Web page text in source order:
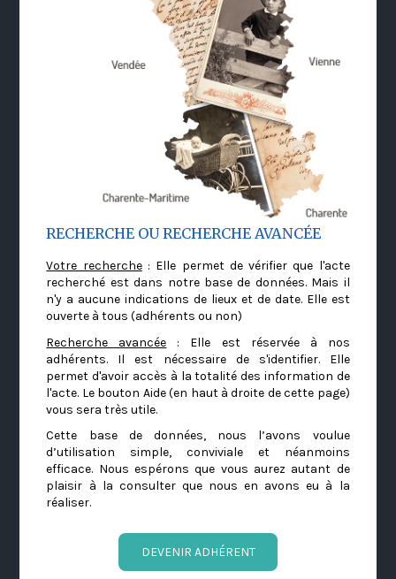
RECHERCHE OU RECHERCHE AVANCÉE
Votre recherche: Elle permet de vérifier que l'acte
recherché est dans notre base de données. Mais il
n'y a aucune indications de lieux et de date. Elle est
ouverte à tous (adhérents ou non)
Recherche avancée : Elle est réservée à nos
adhérents. Il est nécessaire de s'identifier. Elle
permet d'avoir accès à la totalité des information de
l'acte. Le bouton Aide (en haut à droite de cette page)
vous sera très utile.
Cette base de données, nous l’avons voulue
d’utilisation simple, conviviale et néanmoins
efficace. Nous espérons que vous aurez autant de
plaisir à la consulter que nous en avons eu à la
réaliser.
DEVENIR ADHÉRENT